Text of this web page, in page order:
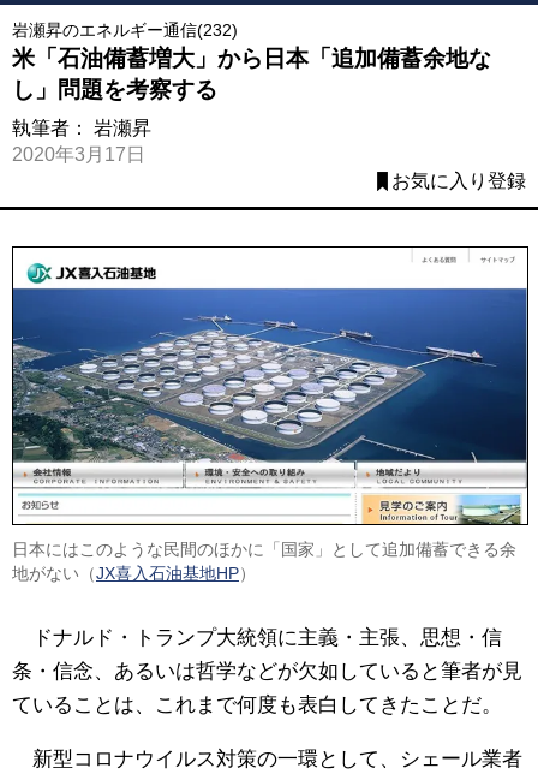
岩瀬昇のエネルギー通信(232)
米「石油備蓄増大」から日本「追加備蓄余地な
し」問題を考察する
執筆者： 岩瀬昇
2020年3月17日
お気に入り登録
日本にはこのような民間のほかに「国家」として追加備蓄できる余
地がない（JX喜入石油基地HP）
ドナルド・トランプ大統領に主義・主張、思想・信
条・信念、あるいは哲学などが欠如していると筆者が見
ていることは、これまで何度も表白してきたことだ。
新型コロナウイルス対策の一環として、シェール業者